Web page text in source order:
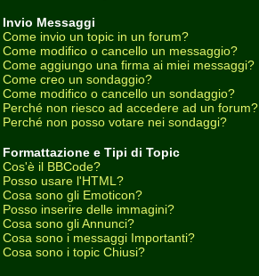
Invio Messaggi
Come invio un topic in un forum?
Come modifico o cancello un messaggio?
Come aggiungo una firma ai miei messaggi?
Come creo un sondaggio?
Come modifico o cancello un sondaggio?
Perché non riesco ad accedere ad un forum?
Perché non posso votare nei sondaggi?
Formattazione e Tipi di Topic
Cos'è il BBCode?
Posso usare l'HTML?
Cosa sono gli Emoticon?
Posso inserire delle immagini?
Cosa sono gli Annunci?
Cosa sono i messaggi Importanti?
Cosa sono i topic Chiusi?